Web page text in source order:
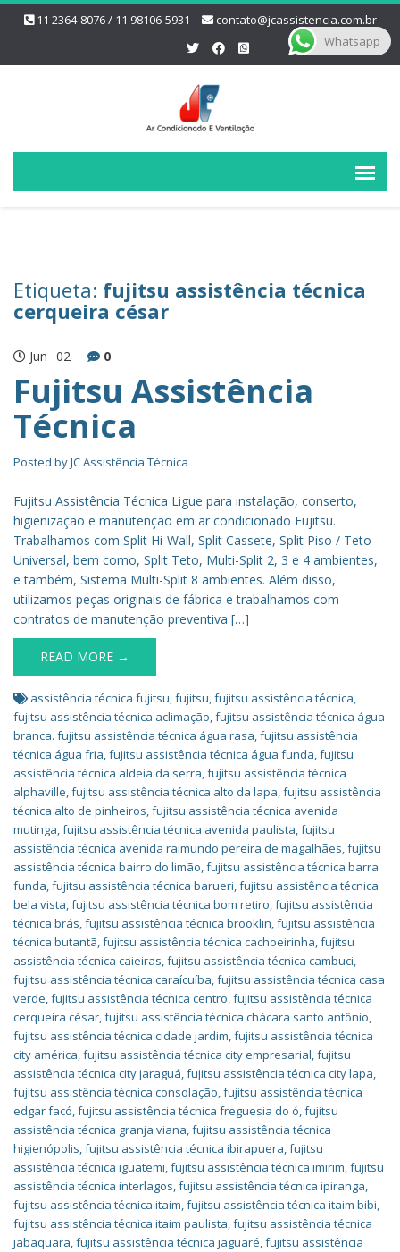
11 2364-8076 / 11 98106-5931 contato@jcassistencia.com.br
Etiqueta: fujitsu assistência técnica
cerqueira césar
Jun 02 0
Fujitsu Assistência
Técnica
Posted byJC Assistência Técnica
Fujitsu Assistência Técnica Ligue para instalação, conserto,
higienização e manutenção em ar condicionado Fujitsu.
Trabalhamos com Split Hi-Wall, Split Cassete, Split Piso / Teto
Universal, bem como, Split Teto, Multi-Split 2, 3 e 4 ambientes,
e também, Sistema Multi-Split 8 ambientes. Além disso,
utilizamos peças originais de fábrica e trabalhamos com
contratos de manutenção preventiva […]
READ MORE →
assistência técnica fujitsu,fujitsu,fujitsu assistência técnica,
fujitsu assistência técnica aclimação,fujitsu assistência técnica água
branca. fujitsu assistência técnica água rasa,fujitsu assistência
técnica água fria,fujitsu assistência técnica água funda,fujitsu
assistência técnica aldeia da serra,fujitsu assistência técnica
alphaville,fujitsu assistência técnica alto da lapa,fujitsu assistência
técnica alto de pinheiros,fujitsu assistência técnica avenida
mutinga,fujitsu assistência técnica avenida paulista,fujitsu
assistência técnica avenida raimundo pereira de magalhães,fujitsu
assistência técnica bairro do limão,fujitsu assistência técnica barra
funda,fujitsu assistência técnica barueri,fujitsu assistência técnica
bela vista,fujitsu assistência técnica bom retiro,fujitsu assistência
técnica brás,fujitsu assistência técnica brooklin,fujitsu assistência
técnica butantã,fujitsu assistência técnica cachoeirinha,fujitsu
assistência técnica caieiras,fujitsu assistência técnica cambuci,
fujitsu assistência técnica caraícuíba,fujitsu assistência técnica casa
verde,fujitsu assistência técnica centro,fujitsu assistência técnica
cerqueira césar,fujitsu assistência técnica chácara santo antônio,
fujitsu assistência técnica cidade jardim,fujitsu assistência técnica
city américa,fujitsu assistência técnica city empresarial,fujitsu
assistência técnica city jaraguá,fujitsu assistência técnica city lapa,
fujitsu assistência técnica consolação,fujitsu assistência técnica
edgar facó,fujitsu assistência técnica freguesia do ó,fujitsu
assistência técnica granja viana,fujitsu assistência técnica
higienópolis,fujitsu assistência técnica ibirapuera,fujitsu
assistência técnica iguatemi,fujitsu assistência técnica imirim,fujitsu
assistência técnica interlagos,fujitsu assistência técnica ipiranga,
fujitsu assistência técnica itaim,fujitsu assistência técnica itaim bibi,
fujitsu assistência técnica itaim paulista,fujitsu assistência técnica
jabaquara,fujitsu assistência técnica jaguaré,fujitsu assistência
Whatsapp